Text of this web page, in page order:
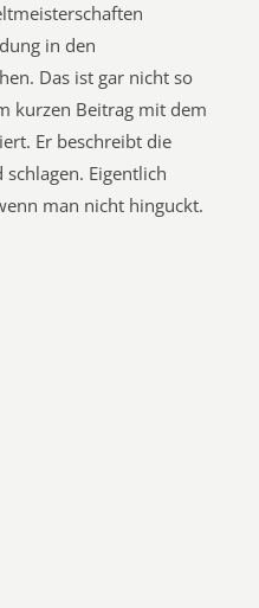
in den
Das ist gar nicht so
kurzen Beitrag mit dem
Er beschreibt die
Eigentlich
man nicht hinguckt.